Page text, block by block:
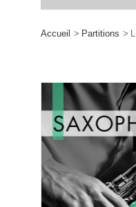
Accueil > Partitions >